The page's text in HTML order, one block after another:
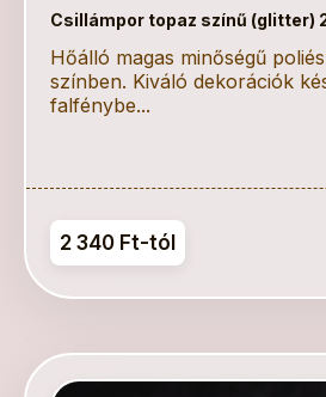
Csillámpor topaz színű (glitter)
Hőálló magas minőségű
színben. Kiváló dekorációk
falfénybe...
2 340 Ft-tól